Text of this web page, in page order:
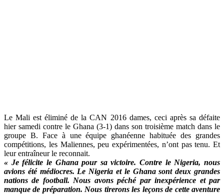
Le Mali est éliminé de la CAN 2016 dames, ceci après sa défaite
hier samedi contre le Ghana (3-1) dans son troisième match dans le
groupe B. Face à une équipe ghanéenne habituée des grandes
compétitions, les Maliennes, peu expérimentées, n’ont pas tenu. Et
leur entraîneur le reconnait.
« Je félicite le Ghana pour sa victoire. Contre le Nigeria, nous
avions été médiocres. Le Nigeria et le Ghana sont deux grandes
nations de football. Nous avons péché par inexpérience et par
manque de préparation. Nous tirerons les leçons de cette aventure